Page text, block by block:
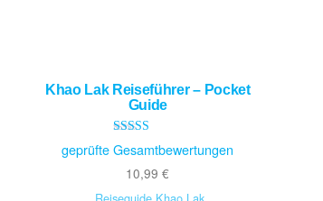
Khao Lak Reiseführer – Pocket
Guide
Bewertet mit
5.00
von 5
geprüfte Gesamtbewertungen
10,99€
Reiseguide Khao Lak